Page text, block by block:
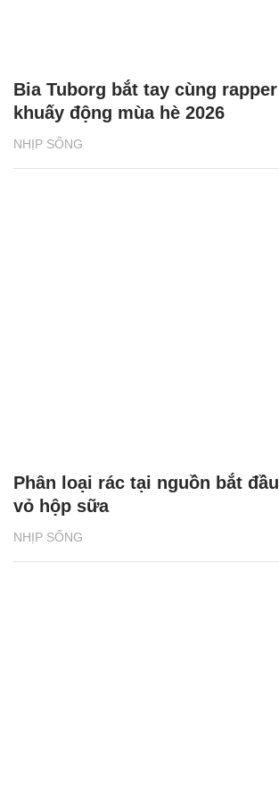
NHỊP SỐNG
Bia Tuborg bắt tay cùng
khuấy động mùa hè 2026
NHỊP SỐNG
Phân loại rác tại nguồn bắt
vỏ hộp sữa